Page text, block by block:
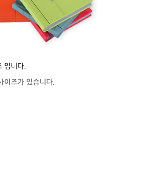
입니다.
이즈가 있습니다.